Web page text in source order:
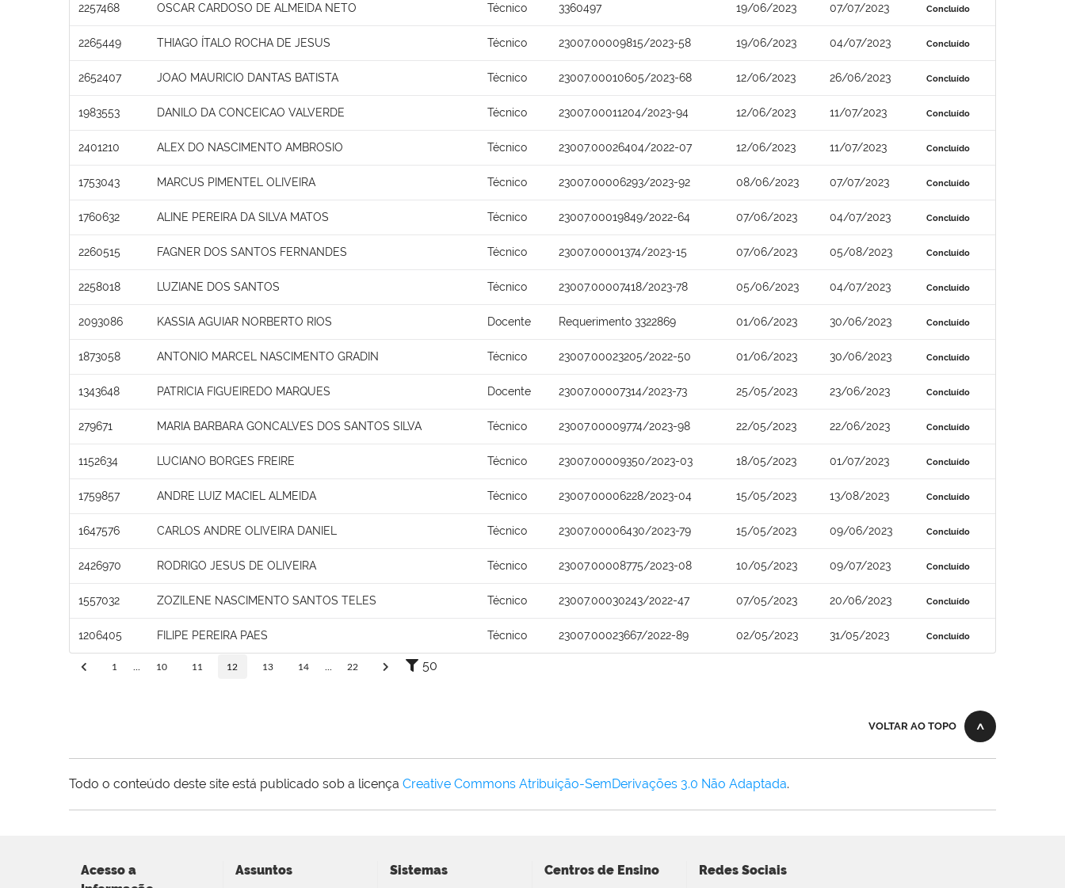
2257468 OSCAR CARDOSO DE ALMEIDA NETO Técnico 3360497 19/06/2023 07/07/2023 Concluído
2265449 THIAGO ÍTALO ROCHA DE JESUS Técnico 23007.00009815/2023-58 19/06/2023 04/07/2023 Concluído
2652407 JOAO MAURICIO DANTAS BATISTA Técnico 23007.00010605/2023-68 12/06/2023 26/06/2023 Concluído
1983553 DANILO DA CONCEICAO VALVERDE Técnico 23007.00011204/2023-94 12/06/2023 11/07/2023 Concluído
2401210 ALEX DO NASCIMENTO AMBROSIO Técnico 23007.00026404/2022-07 12/06/2023 11/07/2023 Concluído
1753043 MARCUS PIMENTEL OLIVEIRA Técnico 23007.00006293/2023-92 08/06/2023 07/07/2023 Concluído
1760632 ALINE PEREIRA DA SILVA MATOS Técnico 23007.00019849/2022-64 07/06/2023 04/07/2023 Concluído
2260515 FAGNER DOS SANTOS FERNANDES Técnico 23007.00001374/2023-15 07/06/2023 05/08/2023 Concluído
2258018 LUZIANE DOS SANTOS Técnico 23007.00007418/2023-78 05/06/2023 04/07/2023 Concluído
2093086 KASSIA AGUIAR NORBERTO RIOS Docente Requerimento 3322869 01/06/2023 30/06/2023 Concluído
1873058 ANTONIO MARCEL NASCIMENTO GRADIN Técnico 23007.00023205/2022-50 01/06/2023 30/06/2023 Concluído
1343648 PATRICIA FIGUEIREDO MARQUES Docente 23007.00007314/2023-73 25/05/2023 23/06/2023 Concluído
279671 MARIA BARBARA GONCALVES DOS SANTOS SILVA Técnico 23007.00009774/2023-98 22/05/2023 22/06/2023 Concluído
1152634 LUCIANO BORGES FREIRE Técnico 23007.00009350/2023-03 18/05/2023 01/07/2023 Concluído
1759857 ANDRE LUIZ MACIEL ALMEIDA Técnico 23007.00006228/2023-04 15/05/2023 13/08/2023 Concluído
1647576 CARLOS ANDRE OLIVEIRA DANIEL Técnico 23007.00006430/2023-79 15/05/2023 09/06/2023 Concluído
2426970 RODRIGO JESUS DE OLIVEIRA Técnico 23007.00008775/2023-08 10/05/2023 09/07/2023 Concluído
1557032 ZOZILENE NASCIMENTO SANTOS TELES Técnico 23007.00030243/2022-47 07/05/2023 20/06/2023 Concluído
1206405 FILIPE PEREIRA PAES Técnico 23007.00023667/2022-89 02/05/2023 31/05/2023 Concluído
1 10 11 12 13 14 22 50
VOLTAR AO TOPO
Todo o conteúdo deste site está publicado sob a licença Creative Commons Atribuição-SemDerivações 3.0 Não Adaptada.
Acesso a
Assuntos Sistemas Centros de Ensino Redes Sociais